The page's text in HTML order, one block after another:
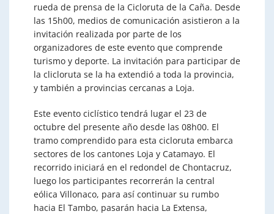
rueda de prensa de la Cicloruta de la Caña. Desde
las 15h00, medios de comunicación asistieron a la
invitación realizada por parte de los
organizadores de este evento que comprende
turismo y deporte. La invitación para participar de
la clicloruta se la ha extendió a toda la provincia,
y también a provincias cercanas a Loja.
Este evento ciclístico tendrá lugar el 23 de
octubre del presente año desde las 08h00. El
tramo comprendido para esta cicloruta embarca
sectores de los cantones Loja y Catamayo. El
recorrido iniciará en el redondel de Chontacruz,
luego los participantes recorrerán la central
eólica Villonaco, para así continuar su rumbo
hacia El Tambo, pasarán hacia La Extensa,